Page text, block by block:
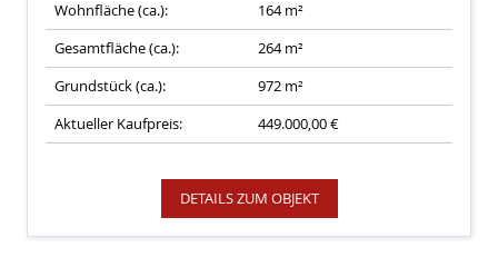
Wohnfläche (ca.):
164 m²
Gesamtfläche (ca.):
264 m²
Grundstück (ca.):
972 m²
Aktueller Kaufpreis:
449.000,00 €
DETAILS ZUM OBJEKT